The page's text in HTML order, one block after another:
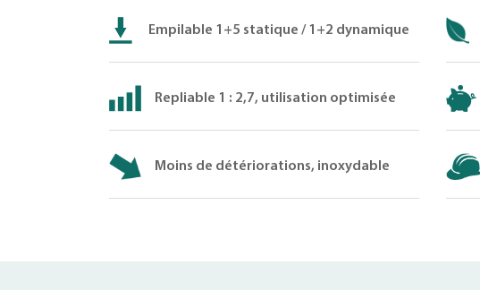
Empilable 1+5 statique / 1+2 dynamique
Repliable 1 : 2,7, utilisation optimisée
Moins de détériorations, inoxydable